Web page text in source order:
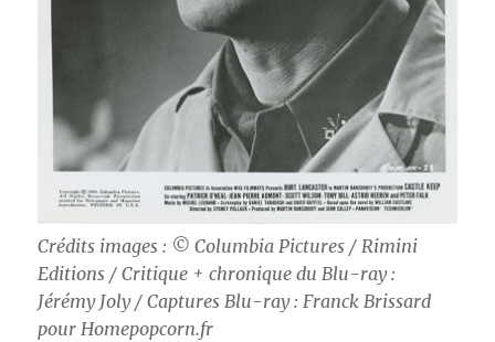
Crédits images : © Columbia Pictures / Rimini
Editions / Critique + chronique du Blu-ray :
Jérémy Joly / Captures Blu-ray : Franck Brissard
pour Homepopcorn.fr